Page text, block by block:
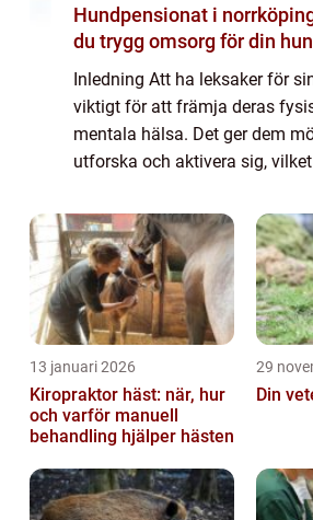
Hundpensionat i norrköping så
du trygg omsorg för din
Inledning Att ha leksaker för
viktigt för att främja deras
mentala hälsa. Det ger dem
utforska och aktivera sig,
denna artikel kommer vi att ta
13 januari 2026
Kiropraktor häst: när, hur
och varför manuell
behandling hjälper hästen
29
Din